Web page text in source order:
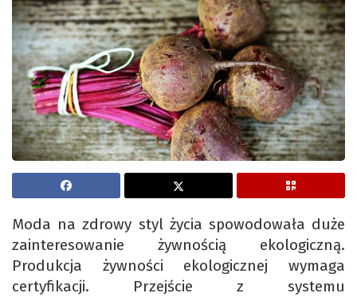
Moda na zdrowy styl życia spowodowała duże
zainteresowanie żywnością ekologiczną.
Produkcja żywności ekologicznej wymaga
certyfikacji. Przejście z systemu